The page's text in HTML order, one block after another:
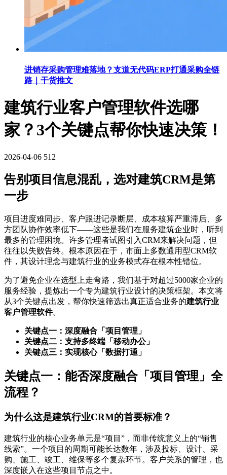
进销存采购管理难落地？支道无代码ERP打通采购全链
路｜干货推文
建筑行业客户管理软件选哪
家？3个关键点帮你快速决策！
2026-04-06 512
告别项目信息混乱，选对建筑CRM是第
一步
项目进度难同步、客户跟进记录断层、成本核算严重滞后、多
方团队协作效率低下——这些是我们在服务建筑企业时，听到
最多的管理困境。许多管理者试图引入CRM来解决问题，但
往往以失败告终。根本原因在于，市面上多数通用型CRM软
件，其设计理念与建筑行业的业务模式存在根本性错位。
为了避免企业在选型上走弯路，我们基于对超过5000家企业的
服务经验，提炼出一个专为建筑行业设计的决策框架。本文将
从3个关键点出发，帮你快速筛选出真正适合业务的建筑行业
客户管理软件。
关键点一：深度融合「项目管理」
关键点二：支持多终端「移动办公」
关键点三：实现核心「数据打通」
关键点一：能否深度融合「项目管理」全
流程？
为什么这是建筑行业CRM的首要标准？
建筑行业的核心业务单元是“项目”，而非传统意义上的“销售
线索”。一个项目的周期可能长达数年，涉及投标、设计、采
购、施工、竣工、维保等多个复杂环节。客户关系的管理，也
深度嵌入在这些项目节点之中。